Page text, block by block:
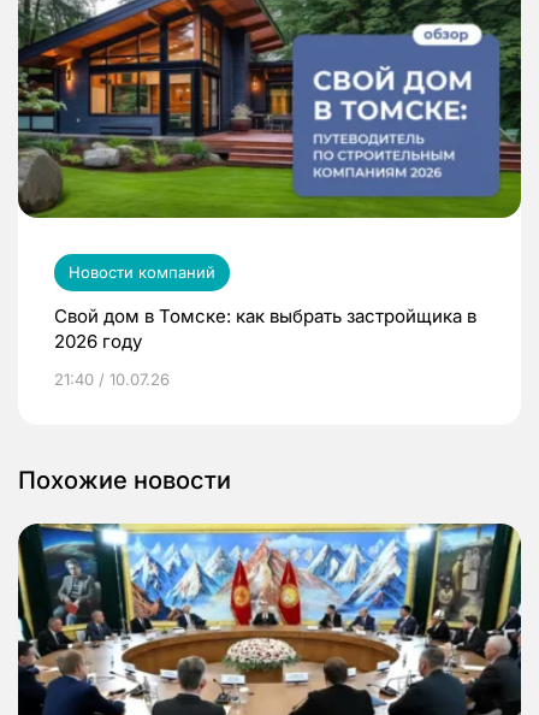
Новости компаний
Свой дом в Томске: как выбрать застройщика в
2026 году
21:40 / 10.07.26
Похожие новости